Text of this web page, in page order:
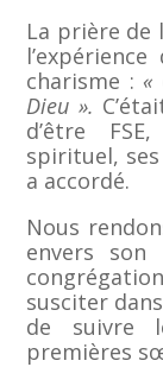
La prière de
charisme : «
Dieu ».
d’être
spirituel,
a accordé.
Nous
envers
susciter
de suivre
premières